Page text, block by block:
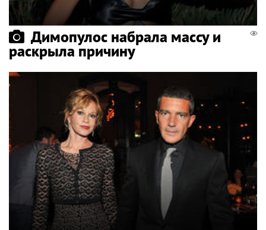
Димопулос набрала массу и
раскрыла причину